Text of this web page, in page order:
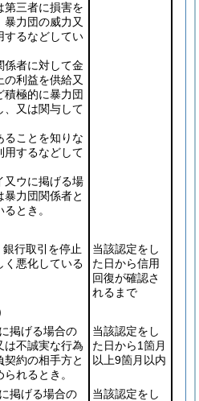
第三者に損害を
暴力団の威力又
するなどしてい
者に対して金
利益を供給又
積極的に暴力団
、又は関与して
ことを知りな
用するなどして
ウに掲げる場
力団関係者と
とき。
行取引を停止
く悪化している
当該認定をし
た日から信用
回復が確認さ
れるまで
掲げる場合の
は不誠実な行為
約の相手方と
れるとき。
当該認定をし
た日から1箇月
以上9箇月以内
掲げる場合の
当該認定をし